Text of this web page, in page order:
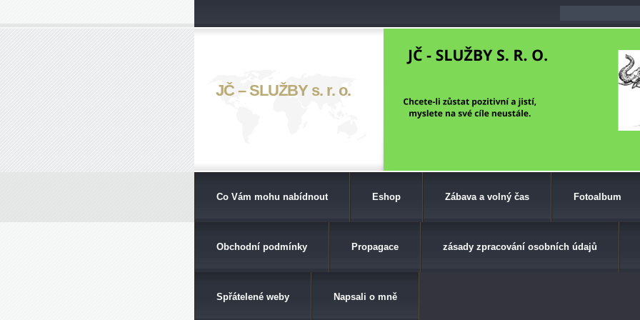
JČ – SLUŽBY s. r. o.
Co Vám mohu nabídnout Eshop Zábava a volný čas Fotoalbum
Obchodní podmínky Propagace zásady zpracování osobních údajů
Spřátelené weby Napsali o mně